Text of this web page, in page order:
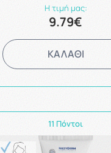
Η τιμή μας:
9.79€
ΚΑΛΑΘΙ
11 Πόντοι